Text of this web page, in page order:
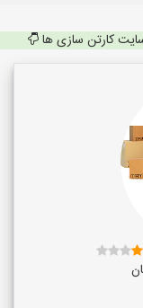
کارتن سازی ها